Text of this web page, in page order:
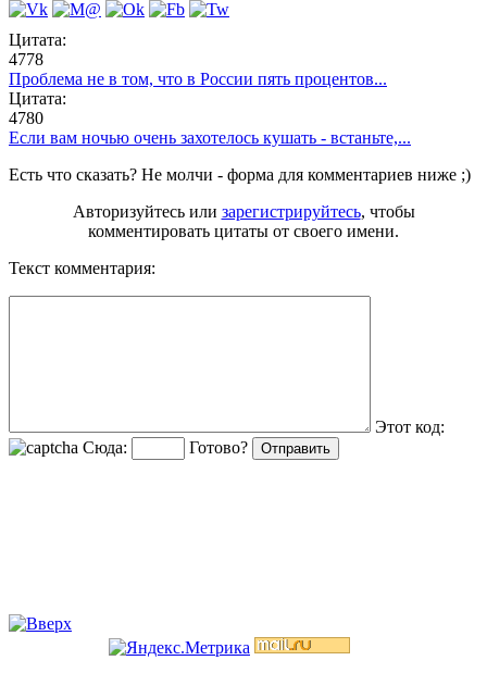
Цитата:
4778
Проблема не в том, что в России пять процентов...
Цитата:
4780
Если вам ночью очень захотелось кушать - встаньте,...
Есть что сказать? Не молчи - форма для комментариев ниже ;)
Авторизуйтесь или зарегистрируйтесь, чтобы
комментировать цитаты от своего имени.
Текст комментария:
Этот код:
Сюда:
Готово?